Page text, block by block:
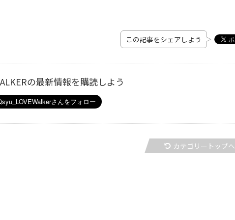
この記事をシェアしよう
の最新情報を購読しよう
カテゴリートップへ